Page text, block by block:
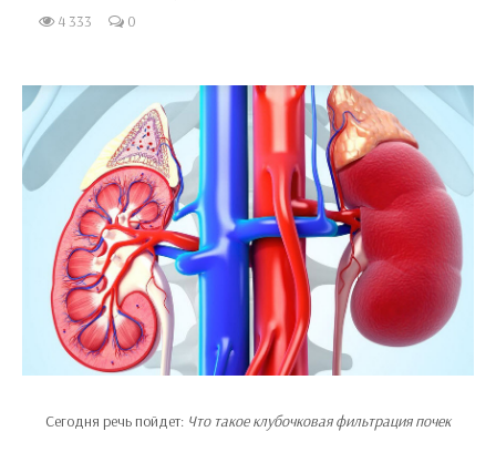
4 333
0
Сегодня речь пойдет: Что такое клубочковая фильтрация почек